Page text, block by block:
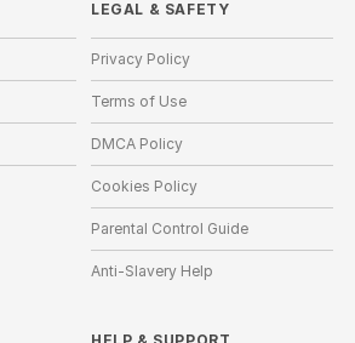
LEGAL & SAFETY
Privacy Policy
Terms of Use
DMCA Policy
Cookies Policy
Parental Control Guide
Anti-Slavery Help